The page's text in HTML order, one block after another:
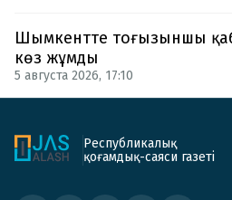
Шымкентте тоғызыншы
көз жұмды
5 августа 2026, 17:10
Республикалық
қоғамдық-саяси газеті